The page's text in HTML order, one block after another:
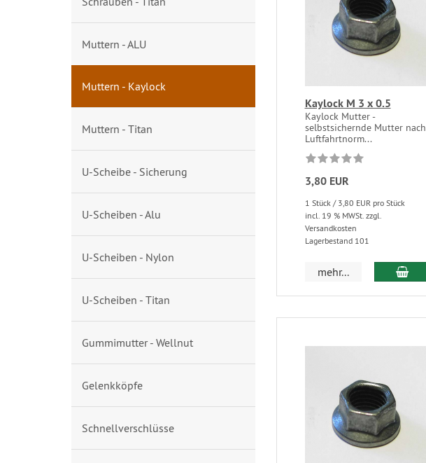
Kaylock M 3 x 0.5
Kaylock Mutter -
selbstsichernde Mutter nach
Luftfahrtnorm...
3,80 EUR
1 Stück / 3,80 EUR pro Stück
incl. 19 % MWSt. zzgl.
Versandkosten
Lagerbestand 101
mehr...
Muttern - ALU
Muttern - Kaylock
Muttern - Titan
U-Scheibe - Sicherung
U-Scheiben - Alu
U-Scheiben - Nylon
U-Scheiben - Titan
Gummimutter - Wellnut
Gelenkköpfe
Schnellverschlüsse